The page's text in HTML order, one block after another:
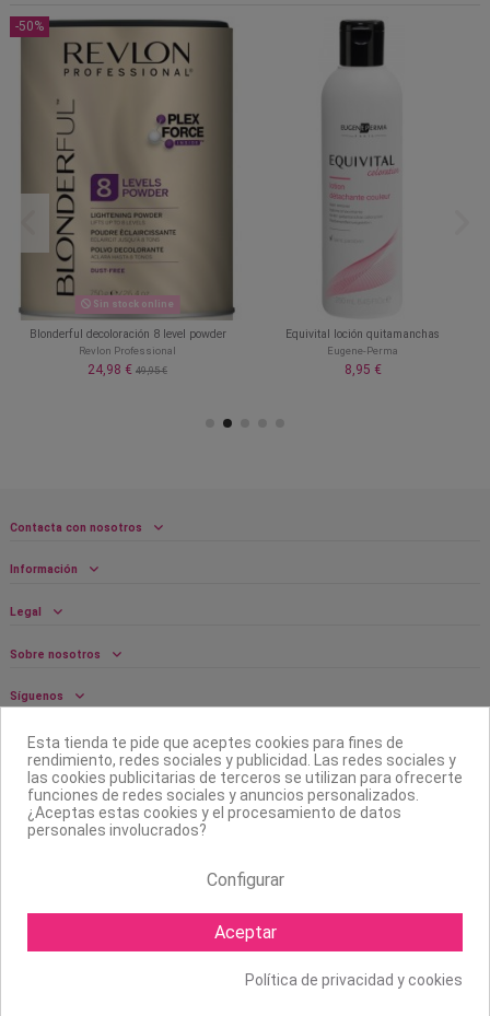
-50%
Sin stock online
Blonderful decoloración 8 level powder
Revlon Professional
24,98 € 49,95 €
Equivital loción quitamanchas
Eugene-Perma
8,95 €
Contacta con nosotros
Información
Legal
Sobre nosotros
Síguenos
Boletín
Esta tienda te pide que aceptes cookies para fines de
rendimiento, redes sociales y publicidad. Las redes sociales y
las cookies publicitarias de terceros se utilizan para ofrecerte
funciones de redes sociales y anuncios personalizados.
¿Aceptas estas cookies y el procesamiento de datos
personales involucrados?
Configurar
Aceptar
Política de privacidad y cookies